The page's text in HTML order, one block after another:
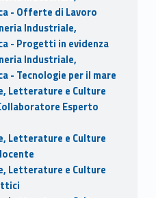
- Offerte di Lavoro
Industriale,
- Progetti in evidenza
Industriale,
- Tecnologie per il mare
Letterature e Culture
Esperto
Letterature e Culture
Letterature e Culture